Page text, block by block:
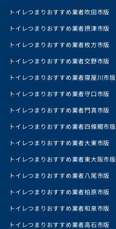
トイレつまりおすすめ業者吹田市版
トイレつまりおすすめ業者摂津市版
トイレつまりおすすめ業者枚方市版
トイレつまりおすすめ業者交野市版
トイレつまりおすすめ業者寝屋川市版
トイレつまりおすすめ業者守口市版
トイレつまりおすすめ業者門真市版
トイレつまりおすすめ業者四條畷市版
トイレつまりおすすめ業者大東市版
トイレつまりおすすめ業者東大阪市版
トイレつまりおすすめ業者八尾市版
トイレつまりおすすめ業者柏原市版
トイレつまりおすすめ業者和泉市版
トイレつまりおすすめ業者高石市版